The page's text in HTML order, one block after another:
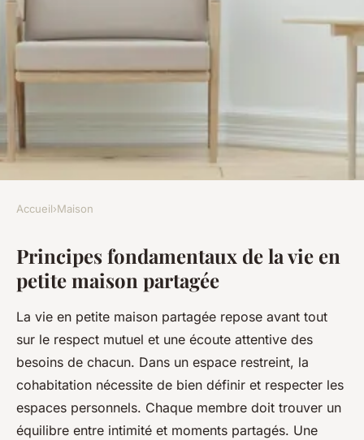
Vivre Ensemble : L'art de
Partager une Petite Maison
Nino•20 juillet 2025•4 min de lecture
Accueil›Maison
Principes fondamentaux de la vie en
petite maison partagée
La vie en petite maison partagée repose avant tout
sur le respect mutuel et une écoute attentive des
besoins de chacun. Dans un espace restreint, la
cohabitation nécessite de bien définir et respecter les
espaces personnels. Chaque membre doit trouver un
équilibre entre intimité et moments partagés. Une